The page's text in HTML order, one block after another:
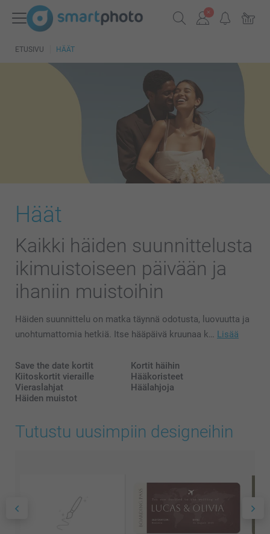
ETUSIVU HÄÄT
Häät
Kaikki häiden suunnittelusta
ikimuistoiseen päivään ja
ihaniin muistoihin
Häiden suunnittelu on matka täynnä odotusta, luovuutta ja
unohtumattomia hetkiä. Itse hääpäivä kruunaa k… Lisää
Save the date kortit
Kortit häihin
Kiitoskortit vieraille
Hääkoristeet
Vieraslahjat
Häälahjoja
Häiden muistot
Tutustu uusimpiin designeihin